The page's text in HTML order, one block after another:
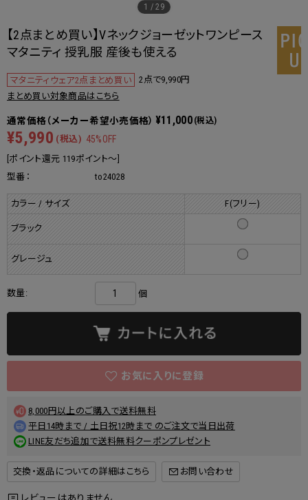
1 /29
【2点まとめ買い】Vネックジョーゼットワンピース
マタニティ 授乳服 産後も使える
マタニティウェア2点まとめ買い
2点で9,990円
まとめ買い対象商品はこちら
¥11,000 (税込)
¥5,990 (税込) 45%OFF
[ポイント還元 119ポイント～]
型番：
to24028
カラー / サイズ F(フリー)
ブラック
グレージュ
数量: 個
8,000円以上のご購入で送料無料
平日14時まで / 土日祝12時まで のご注文で当日出荷
LINE友だち追加で送料無料クーポンプレゼント
交換・返品についての詳細はこちら